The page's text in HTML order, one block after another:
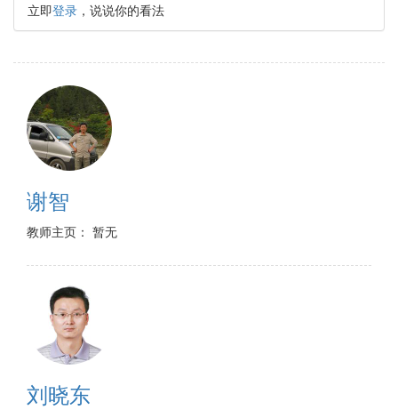
立即登录 ，说说你的看法
谢智
教师主页： 暂无
刘晓东